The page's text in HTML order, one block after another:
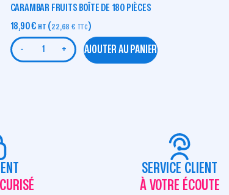
CARAMBAR FRUITS BOÎTE DE 180 PIÈCES
18,90€ HT (22,68€ TTC)
- + AJOUTER AU PANIER
SERVICE CLIENT
À VOTRE ÉCOUTE